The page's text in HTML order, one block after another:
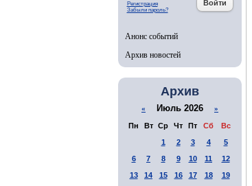
Регистрация
Забыли пароль?
Анонс событий
Архив новостей
Архив
« Июль 2026 »
Пн Вт Ср Чт Пт Сб
Вс
1
2 3 4
5
6
7 8 9 10 11
12
13
14 15 16 17 18
19